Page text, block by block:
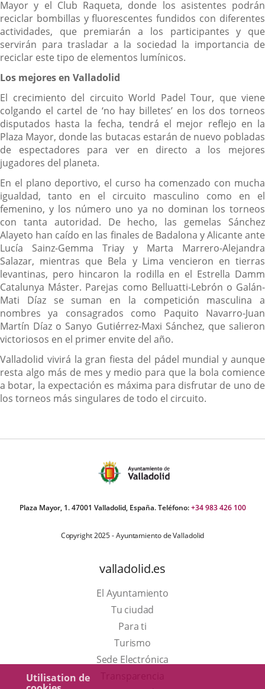
Utilisation de
Mayor y el Club Raqueta, donde los asistentes podrán
reciclar bombillas y fluorescentes fundidos con diferentes
actividades, que premiarán a los participantes y que
servirán para trasladar a la sociedad la importancia de
reciclar este tipo de elementos lumínicos.
Los mejores en Valladolid
El crecimiento del circuito World Padel Tour, que viene
colgando el cartel de ‘no hay billetes’ en los dos torneos
disputados hasta la fecha, tendrá el mejor reflejo en la
Plaza Mayor, donde las butacas estarán de nuevo pobladas
de espectadores para ver en directo a los mejores
jugadores del planeta.
En el plano deportivo, el curso ha comenzado con mucha
igualdad, tanto en el circuito masculino como en el
femenino, y los número uno ya no dominan los torneos
con tanta autoridad. De hecho, las gemelas Sánchez
Alayeto han caído en las finales de Badalona y Alicante ante
Lucía Sainz-Gemma Triay y Marta Marrero-Alejandra
Salazar, mientras que Bela y Lima vencieron en tierras
levantinas, pero hincaron la rodilla en el Estrella Damm
Catalunya Máster. Parejas como Belluatti-Lebrón o Galán-
Mati Díaz se suman en la competición masculina a
nombres ya consagrados como Paquito Navarro-Juan
Martín Díaz o Sanyo Gutiérrez-Maxi Sánchez, que salieron
victoriosos en el primer envite del año.
Valladolid vivirá la gran fiesta del pádel mundial y aunque
resta algo más de mes y medio para que la bola comience
a botar, la expectación es máxima para disfrutar de uno de
los torneos más singulares de todo el circuito.
Plaza Mayor, 1. 47001 Valladolid, España. Teléfono:+34 983 426 100
Copyright 2025 - Ayuntamiento de Valladolid
valladolid.es
El Ayuntamiento
Tu ciudad
Para ti
TurismoEste
enlace
Sede Electrónica